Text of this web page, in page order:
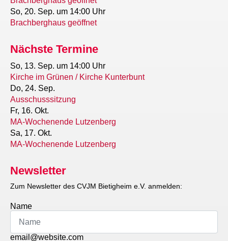
So, 20. Sep. um 14:00 Uhr
Brachberghaus geöffnet
Nächste Termine
So, 13. Sep. um 14:00 Uhr
Kirche im Grünen / Kirche Kunterbunt
Do, 24. Sep.
Ausschusssitzung
Fr, 16. Okt.
MA-Wochenende Lutzenberg
Sa, 17. Okt.
MA-Wochenende Lutzenberg
Newsletter
Zum Newsletter des CVJM Bietigheim e.V. anmelden:
Name
email@website.com